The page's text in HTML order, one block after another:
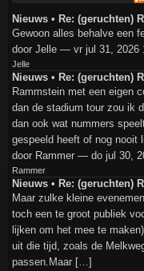
Nieuws • Re: (geruchten)
Gewoon alles behalve een
door Jelle — vr jul 31, 2026
Jelle
Nieuws • Re: (geruchten)
Rammstein met een eigen
dan de stadium tour zou ik
dan ook wat nummers
gespeeld heeft of nog nooit
door Rammer — do jul 30,
Rammer
Nieuws • Re: (geruchten)
Maar zulke kleine
toch een te groot publiek
lijken om het mee te
uit die tijd, zoals de
passen.Maar […]